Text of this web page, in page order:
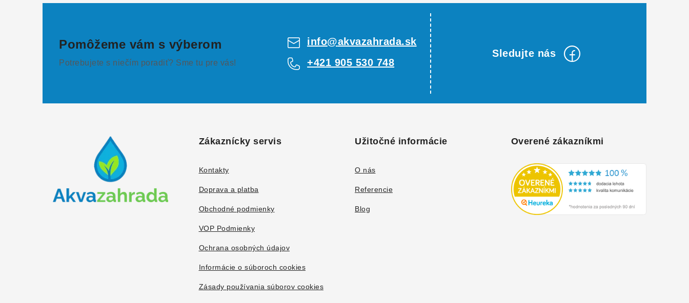
Pomôžeme vám s výberom
Potrebujete s niečím poradiť? Sme tu pre vás!
info@akvazahrada.sk
+421 905 530 748
Zákaznícky servis
Kontakty
Doprava a platba
Obchodné podmienky
VOP Podmienky
Ochrana osobných údajov
Informácie o súboroch cookies
Zásady používania súborov cookies
Užitočné informácie
O nás
Referencie
Blog
Overené zákazníkmi